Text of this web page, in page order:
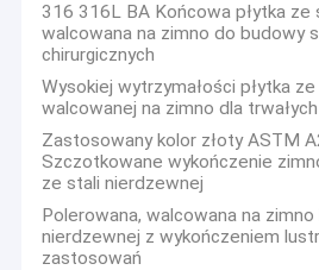
316 316L BA Końcowa płytka ze
walcowana na zimno do budowy
chirurgicznych
Wysokiej wytrzymałości płytka
walcowanej na zimno dla
Zastosowany kolor złoty ASTM
Szczotkowane wykończenie
ze stali nierdzewnej
Polerowana, walcowana na
nierdzewnej z wykończeniem
zastosowań